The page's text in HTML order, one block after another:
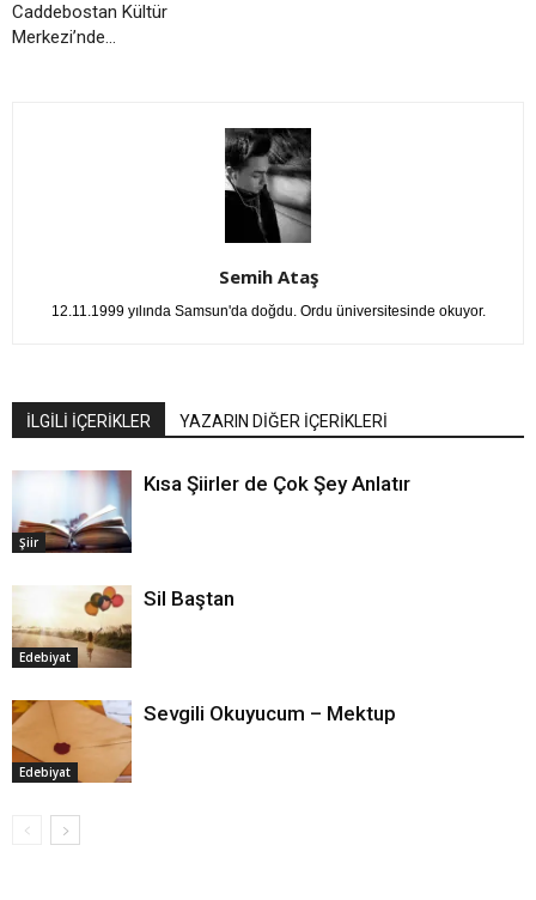
Caddebostan Kültür
Merkezi’nde…
Semih Ataş
12.11.1999 yılında Samsun'da doğdu. Ordu üniversitesinde okuyor.
İLGİLİ İÇERİKLER YAZARIN DİĞER İÇERİKLERİ
Şiir
Kısa Şiirler de Çok Şey Anlatır
Edebiyat
Sil Baştan
Edebiyat
Sevgili Okuyucum – Mektup